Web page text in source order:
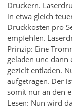
Druckern.
in etwa gleich
Druckkosten pro
empfehlen.
Prinzip: Eine
geladen und dann
gezielt entladen.
aufgetragen. Der
somit nur an den
Lesen: Nun wird